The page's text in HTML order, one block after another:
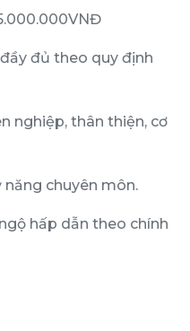
đủ theo quy định
nghiệp, thân thiện, cơ
chuyên môn.
hấp dẫn theo chính